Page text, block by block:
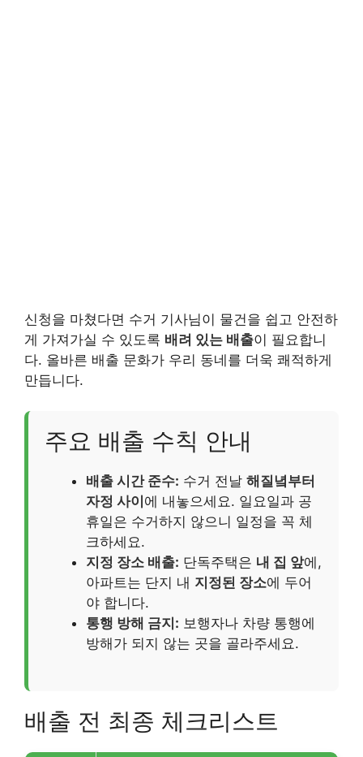
신청을 마쳤다면 수거 기사님이 물건을 쉽고 안전하
게 가져가실 수 있도록 배려 있는 배출이 필요합니
다. 올바른 배출 문화가 우리 동네를 더욱 쾌적하게
만듭니다.
주요 배출 수칙 안내
배출 시간 준수: 수거 전날 해질녘부터
자정 사이 에 내놓으세요. 일요일과 공
휴일은 수거하지 않으니 일정을 꼭 체
크하세요.
지정 장소 배출: 단독주택은 내 집 앞에,
아파트는 단지 내 지정된 장소에 두어
야 합니다.
통행 방해 금지: 보행자나 차량 통행에
방해가 되지 않는 곳을 골라주세요.
배출 전 최종 체크리스트